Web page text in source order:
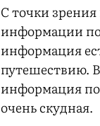
С точки
информации
информация
путешествию.
информация
очень скудная.